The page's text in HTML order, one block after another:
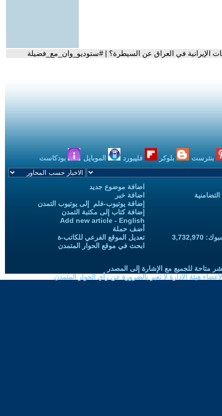
الإيرانية في العراق عن السيطرة؟ | #ستوديو_وان_مع_فضيلة
بنترست بلوكر فليبورد الموبايل بودكاست
اضافة موضوع جديد
اضافة خبر
إضافة يوتيوب-فلم إلى يوتيوب التمدن
إضافة كتاب إلى مكتبة التمدن
Add new article - English
أضف حملة
تعديل الموقع الفرعي للكاتب-ة
ابحث في موقع الحوار المتمدن
متاحة للجميع مع الإشارة إلى المصدر
هيئة الادارة لا تعبر بالضرورة عن رأي الحوار المتمدن